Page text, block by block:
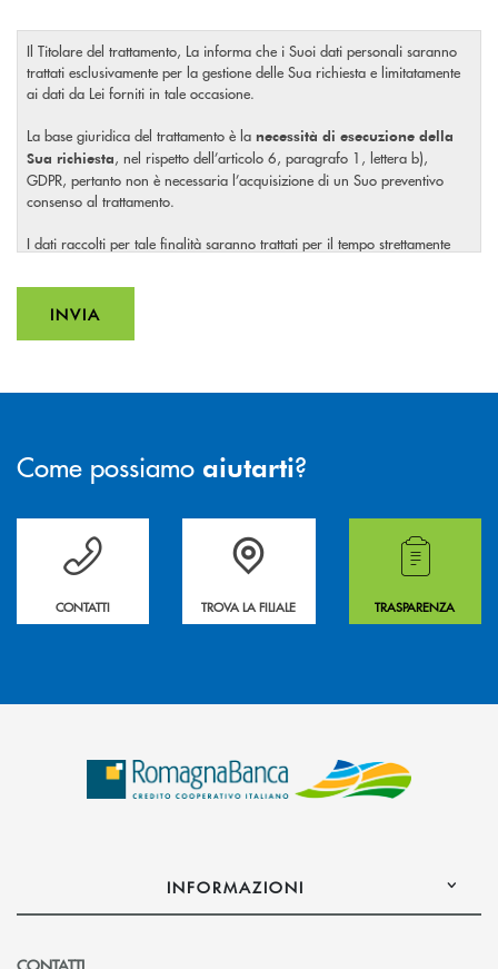
Il Titolare del trattamento, La informa che i Suoi dati personali saranno
trattati esclusivamente per la gestione delle Sua richiesta e limitatamente
ai dati da Lei forniti in tale occasione.
La base giuridica del trattamento è la necessità di esecuzione della
Sua richiesta, nel rispetto dell’articolo 6, paragrafo 1, lettera b),
GDPR, pertanto non è necessaria l’acquisizione di un Suo preventivo
consenso al trattamento.
I dati raccolti per tale finalità saranno trattati per il tempo strettamente
Il Titolare La invita, inoltre, prima di conferire i Suoi dati personali, a
INVIA
Come possiamo aiutarti?
Per ogni necessità compila il form e noi ti richiamiamo
CONTATTI
La&nbsp; Filiale &nbsp;vicina a te. &nbsp;
TROVA LA FILIALE
Hai bisogno di
TRASPARENZA
INFORMAZIONI